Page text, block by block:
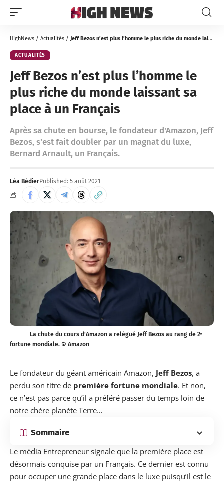
HighNews / Actualités / Jeff Bezos n’est plus l’homme le plus riche du monde laissant sa place à un Français
ACTUALITÉS
Jeff Bezos n’est plus l’homme le
plus riche du monde laissant sa
place à un Français
Après sa chute en bourse, le fondateur d'Amazon, Jeff
Bezos, s'est fait doubler par un magnat du luxe,
Bernard Arnault, un Français.
Léa BédierPublished: 5 août 2021
La chute du cours d'Amazon a relégué Jeff Bezos au rang de 2ᵉ
fortune mondiale. © Amazon
Le fondateur du géant américain Amazon, Jeff Bezos, a
perdu son titre de première fortune mondiale. Et non,
ce n’est pas parce qu’il a préféré passer du temps loin de
notre chère planète Terre…
Sommaire
Le média Entrepreneur signale que la première place est
désormais conquise par un Français. Ce dernier est connu
pour occuper une grande place dans le luxe puisqu’il est le